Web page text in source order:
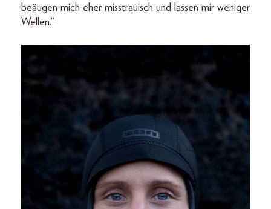
beäugen mich eher misstrauisch und lassen mir weniger
Wellen.“